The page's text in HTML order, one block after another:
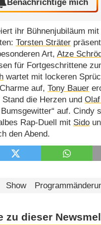
Benachrichtige mich
ihr Bühnenjubiläum mit
Torsten Sträter
Art, Atze
für Fortgeschrittene
wartet mit lockeren
auf, Tony Bauer
die Herzen und
auf. Cindy
Rap-Duell mit Sido
den Abend.
Show
zu dieser